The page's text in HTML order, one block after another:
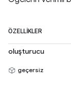
ÖZELLIKLER
oluşturucu
geçersiz